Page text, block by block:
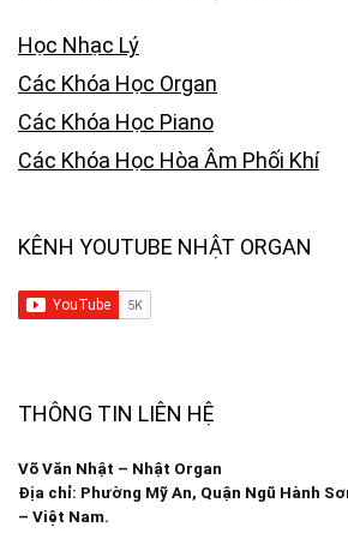
Học Nhạc Lý
Các Khóa Học Organ
Các Khóa Học Piano
Các Khóa Học Hòa Âm Phối Khí
KÊNH YOUTUBE NHẬT ORGAN
THÔNG TIN LIÊN HỆ
Võ Văn Nhật – Nhật Organ
Địa chỉ: Phường Mỹ An, Quận Ngũ Hành
– Việt Nam.